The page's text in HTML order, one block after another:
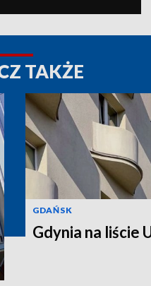
TAKŻE
GDAŃSK
Gdynia na liście